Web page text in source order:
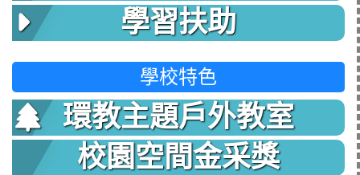
學習扶助
學校特色
環教主題戶外教室
校園空間金采獎